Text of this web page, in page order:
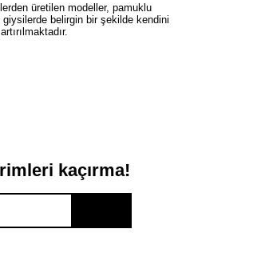
üretilen modeller, pamuklu
belirgin bir şekilde kendini
kaçırma!